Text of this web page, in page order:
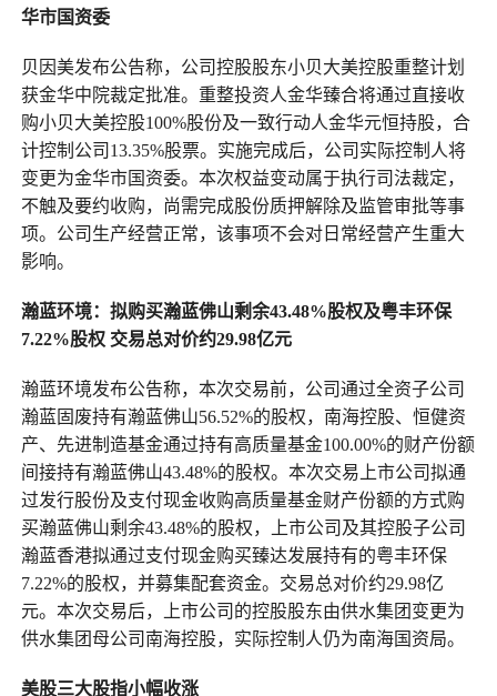
华市国资委
贝因美发布公告称，公司控股股东小贝大美控股重整计划
获金华中院裁定批准。重整投资人金华臻合将通过直接收
购小贝大美控股100%股份及一致行动人金华元恒持股，合
计控制公司13.35%股票。实施完成后，公司实际控制人将
变更为金华市国资委。本次权益变动属于执行司法裁定，
不触及要约收购，尚需完成股份质押解除及监管审批等事
项。公司生产经营正常，该事项不会对日常经营产生重大
影响。
瀚蓝环境：拟购买瀚蓝佛山剩余43.48%股权及粤丰环保
7.22%股权 交易总对价约29.98亿元
瀚蓝环境发布公告称，本次交易前，公司通过全资子公司
瀚蓝固废持有瀚蓝佛山56.52%的股权，南海控股、恒健资
产、先进制造基金通过持有高质量基金100.00%的财产份额
间接持有瀚蓝佛山43.48%的股权。本次交易上市公司拟通
过发行股份及支付现金收购高质量基金财产份额的方式购
买瀚蓝佛山剩余43.48%的股权，上市公司及其控股子公司
瀚蓝香港拟通过支付现金购买臻达发展持有的粤丰环保
7.22%的股权，并募集配套资金。交易总对价约29.98亿
元。本次交易后，上市公司的控股股东由供水集团变更为
供水集团母公司南海控股，实际控制人仍为南海国资局。
美股三大股指小幅收涨